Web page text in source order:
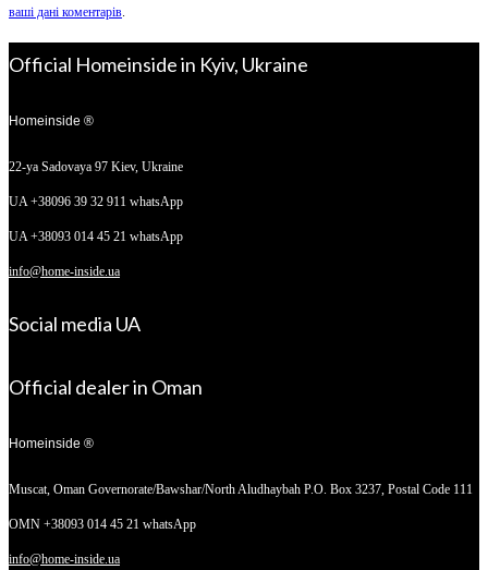
ваші дані коментарів.
Official Homeinside in Kyiv, Ukraine
Homeinside ®
22-ya Sadovaya 97 Kiev, Ukraine
UA +38096 39 32 911 whatsApp
UA +38093 014 45 21 whatsApp
info@home-inside.ua
Social media UA
Official dealer in Oman
Homeinside ®
Muscat, Oman Governorate/Bawshar/North Aludhaybah P.O. Box 3237, Postal Code 111
OMN +38093 014 45 21 whatsApp
info@home-inside.ua